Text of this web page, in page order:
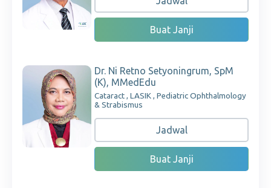
Buat Janji
Dr. Ni Retno Setyoningrum, SpM
(K), MMedEdu
Cataract , LASIK , Pediatric Ophthalmology
& Strabismus
Jadwal
Buat Janji